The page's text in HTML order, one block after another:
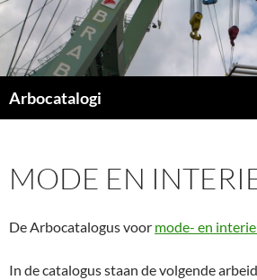
Ga
naar
de
inhoud
Arbocatalogi
MODE EN
De Arbocatalogus voor mode- en
In de catalogus staan de volgende